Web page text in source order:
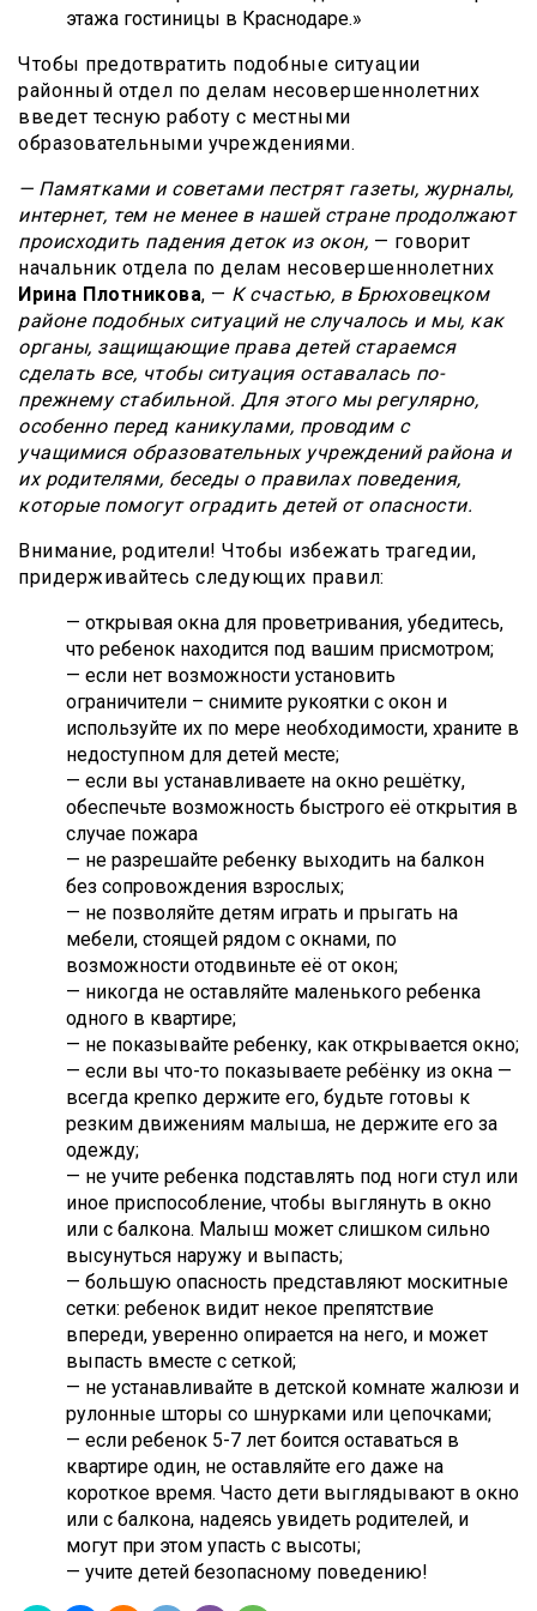
этажа гостиницы в Краснодаре.»
Чтобы предотвратить подобные ситуации
районный отдел по делам несовершеннолетних
введет тесную работу с местными
образовательными учреждениями.
— Памятками и советами пестрят газеты, журналы,
интернет, тем не менее в нашей стране продолжают
происходить падения деток из окон, — говорит
начальник отдела по делам несовершеннолетних
Ирина Плотникова, — К счастью, в Брюховецком
районе подобных ситуаций не случалось и мы, как
органы, защищающие права детей стараемся
сделать все, чтобы ситуация оставалась по-
прежнему стабильной. Для этого мы регулярно,
особенно перед каникулами, проводим с
учащимися образовательных учреждений района и
их родителями, беседы о правилах поведения,
которые помогут оградить детей от опасности.
Внимание, родители! Чтобы избежать трагедии,
придерживайтесь следующих правил:
— открывая окна для проветривания, убедитесь,
что ребенок находится под вашим присмотром;
— если нет возможности установить
ограничители – снимите рукоятки с окон и
используйте их по мере необходимости, храните в
недоступном для детей месте;
— если вы устанавливаете на окно решётку,
обеспечьте возможность быстрого её открытия в
случае пожара
— не разрешайте ребенку выходить на балкон
без сопровождения взрослых;
— не позволяйте детям играть и прыгать на
мебели, стоящей рядом с окнами, по
возможности отодвиньте её от окон;
— никогда не оставляйте маленького ребенка
одного в квартире;
— не показывайте ребенку, как открывается окно;
— если вы что-то показываете ребёнку из окна —
всегда крепко держите его, будьте готовы к
резким движениям малыша, не держите его за
одежду;
— не учите ребенка подставлять под ноги стул или
иное приспособление, чтобы выглянуть в окно
или с балкона. Малыш может слишком сильно
высунуться наружу и выпасть;
— большую опасность представляют москитные
сетки: ребенок видит некое препятствие
впереди, уверенно опирается на него, и может
выпасть вместе с сеткой;
— не устанавливайте в детской комнате жалюзи и
рулонные шторы со шнурками или цепочками;
— если ребенок 5-7 лет боится оставаться в
квартире один, не оставляйте его даже на
короткое время. Часто дети выглядывают в окно
или с балкона, надеясь увидеть родителей, и
могут при этом упасть с высоты;
— учите детей безопасному поведению!